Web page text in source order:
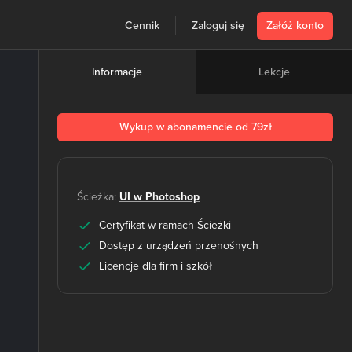
Cennik Zaloguj się Załóż konto
Informacje Lekcje
Wykup w abonamencie od 79zł
Ścieżka: UI w Photoshop
Certyfikat w ramach Ścieżki
Dostęp z urządzeń przenośnych
Licencje dla firm i szkół